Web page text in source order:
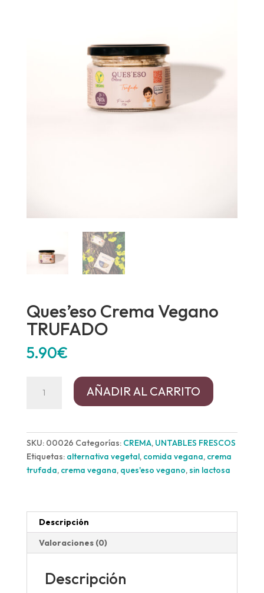
Ques’eso Crema Vegano
TRUFADO
5.90€
Crema
AÑADIR AL CARRITO
SKU: 00026 Categorías: CREMA, UNTABLES FRESCOS
Etiquetas: alternativa vegetal, comida vegana, crema
trufada, crema vegana, ques'eso vegano,sin lactosa
Descripción
Valoraciones (0)
Descripción